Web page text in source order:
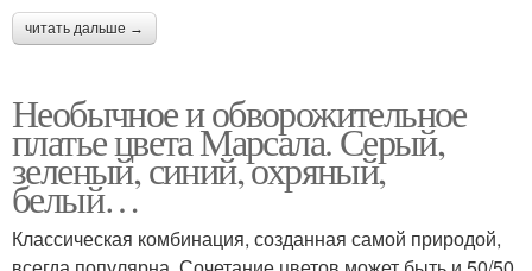
читать дальше →
Необычное и обворожительное
платье цвета Марсала. Серый,
зеленый, синий, охряный,
белый…
Классическая комбинация, созданная самой природой,